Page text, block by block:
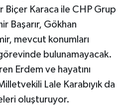
Biçer Karaca ile CHP Grup
Başarır, Gökhan
mevcut konumları
bulunamayacak.
Erdem ve hayatını
Lale Karabıyık da
oluşturuyor.